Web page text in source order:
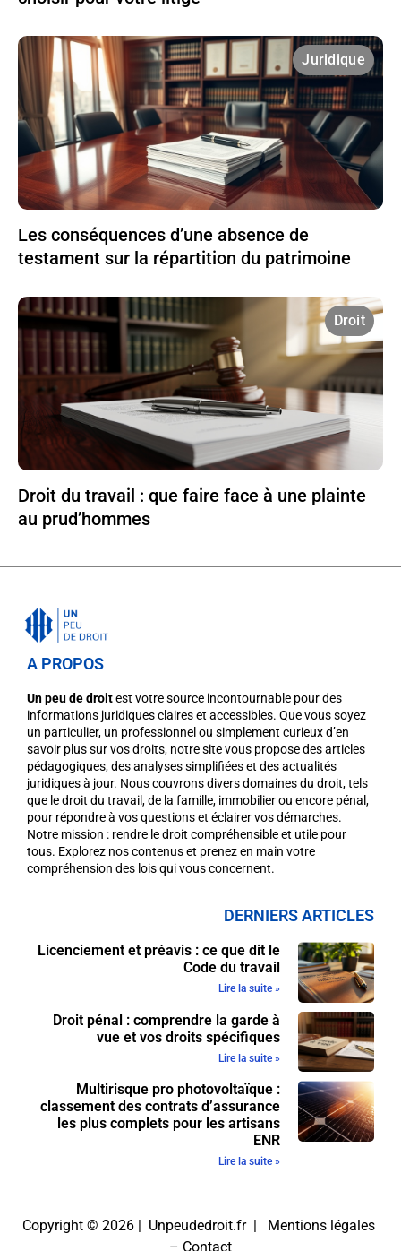
Juridique
Les conséquences d’une absence de
testament sur la répartition du patrimoine
Droit
Droit du travail : que faire face à une plainte
au prud’hommes
A PROPOS
Un peu de droitest votre source incontournable pour des
informations juridiques claires et accessibles. Que vous soyez
un particulier, un professionnel ou simplement curieux d’en
savoir plus sur vos droits, notre site vous propose des articles
pédagogiques, des analyses simplifiées et des actualités
juridiques à jour. Nous couvrons divers domaines du droit, tels
que le droit du travail, de la famille, immobilier ou encore pénal,
pour répondre à vos questions et éclairer vos démarches.
Notre mission : rendre le droit compréhensible et utile pour
tous. Explorez nos contenus et prenez en main votre
compréhension des lois qui vous concernent.
DERNIERS ARTICLES
Licenciement et préavis : ce que dit le
Code du travail
Lire la suite »
Droit pénal : comprendre la garde à
vue et vos droits spécifiques
Lire la suite »
Multirisque pro photovoltaïque :
classement des contrats d’assurance
les plus complets pour les artisans
ENR
Lire la suite »
Copyright © 2026 | Unpeudedroit.fr | Mentions légales
– Contact